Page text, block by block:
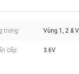
trong: Vùng 1, 2 &
cấp: 3.6V